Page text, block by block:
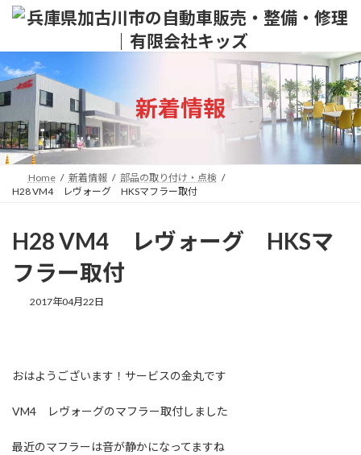
ン
ツ
へ
ス
キ
ッ
プ
ー
シ
ョ
ン
に
移
動
新着情報
Home 新着情報
部品の取り付け・点検
H28 VM4 レヴォーグ HKSマフラー取付
H28 VM4 レヴォーグ HKSマ
フラー取付
2017年04月22日
おはようございます！サービスの金丸です
VM4 レヴォーグのマフラー取付しました
最近のマフラーは音が静かになってますね